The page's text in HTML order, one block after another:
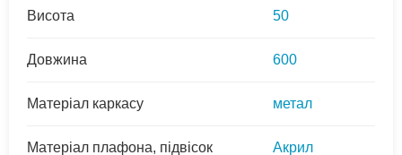
Висота 50
Довжина 600
Матеріал каркасу метал
Матеріал плафона, підвісок Акрил